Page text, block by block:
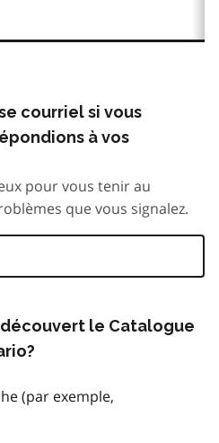
courriel si vous
à vos
pour vous tenir au
que vous signalez.
le Catalogue
(par exemple,